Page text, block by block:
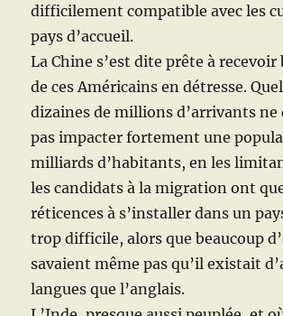
difficilement compatible avec les
pays d’accueil.
La Chine s’est dite prête à
de ces Américains en détresse.
dizaines de millions d’arrivants ne
pas impacter fortement une
milliards d’habitants, en les
les candidats à la migration ont
réticences à s’installer dans un
trop difficile, alors que beaucoup
savaient même pas qu’il existait
langues que l’anglais.